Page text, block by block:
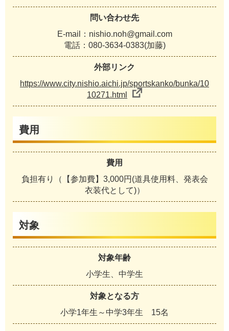
問い合わせ先
E-mail：nishio.noh@gmail.com
電話：080-3634-0383(加藤)
外部リンク
https://www.city.nishio.aichi.jp/sportskanko/bunka/10
10271.html
費用
費用
負担有り（【参加費】3,000円(道具使用料、発表会
衣装代として)）
対象
対象年齢
小学生、中学生
対象となる方
小学1年生～中学3年生 15名